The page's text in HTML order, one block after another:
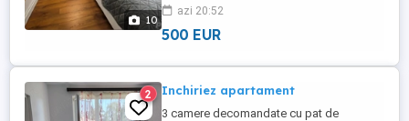
10
azi 20:52
500 EUR
2 Inchiriez apartament
3 camere decomandate cu pat de